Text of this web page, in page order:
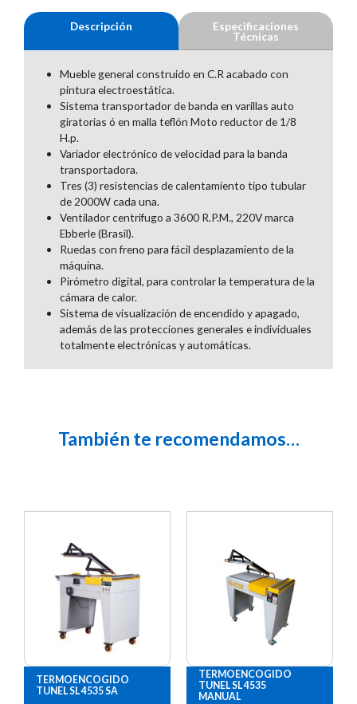
Descripción Especificaciones
Técnicas
Mueble general construido en C.R acabado con
pintura electroestática.
Sistema transportador de banda en varillas auto
giratorias ó en malla teflón Moto reductor de 1/8
H.p.
Variador electrónico de velocidad para la banda
transportadora.
Tres (3) resistencias de calentamiento tipo tubular
de 2000W cada una.
Ventilador centrifugo a 3600 R.P.M., 220V marca
Ebberle (Brasil).
Ruedas con freno para fácil desplazamiento de la
máquina.
Pirómetro digital, para controlar la temperatura de la
cámara de calor.
Sistema de visualización de encendido y apagado,
además de las protecciones generales e individuales
totalmente electrónicas y automáticas.
También te recomendamos…
TERMOENCOGIDO
TUNEL SL 4535 SA
TERMOENCOGIDO
TUNEL SL 4535
MANUAL